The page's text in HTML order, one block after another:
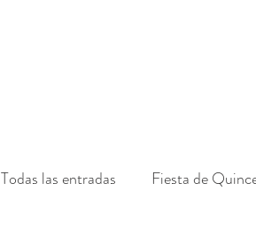
Todas las entradas Fiesta de